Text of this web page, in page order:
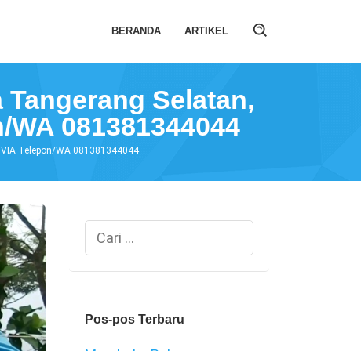
BERANDA
ARTIKEL
Selatan,
081381344044
Telepon/WA 081381344044
Cari
untuk:
Pos-pos Terbaru